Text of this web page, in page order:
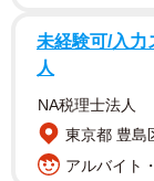
町不動産さんは
「ひまわり」、
披露したという
「星に願いを」
Christmas」「I
未経験可/入力
人
NA税理士法人
東京都 豊島
アルバイト